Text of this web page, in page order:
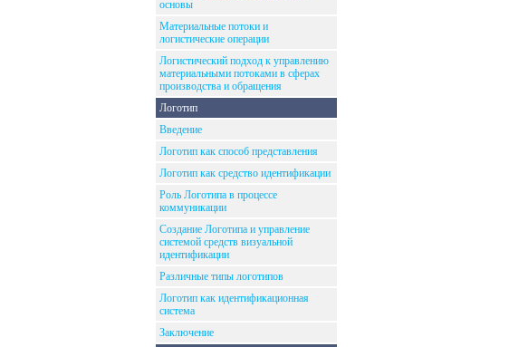
основы
Материальные потоки и
логистические операции
Логистический подход к управлению
материальными потоками в сферах
производства и обращения
Логотип
Введение
Логотип как способ представления
Логотип как средство идентификации
Роль Логотипа в процессе
коммуникации
Создание Логотипа и управление
системой средств визуальной
идентификации
Различные типы логотипов
Логотип как идентификационная
система
Заключение